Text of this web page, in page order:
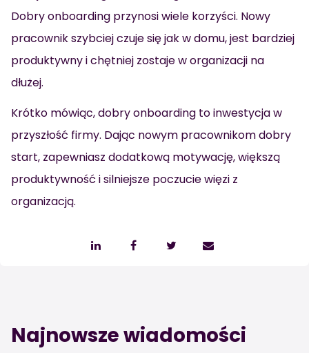
Dobry onboarding przynosi wiele korzyści. Nowy
pracownik szybciej czuje się jak w domu, jest bardziej
produktywny i chętniej zostaje w organizacji na
dłużej.
Krótko mówiąc, dobry onboarding to inwestycja w
przyszłość firmy. Dając nowym pracownikom dobry
start, zapewniasz dodatkową motywację, większą
produktywność i silniejsze poczucie więzi z
organizacją.
Najnowsze wiadomości